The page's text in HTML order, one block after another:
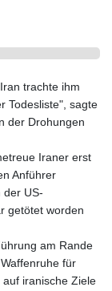
trachte ihm
Todesliste", sagte
der Drohungen
Iraner erst
Anführer
der US-
getötet worden
am Rande
für
iranische Ziele